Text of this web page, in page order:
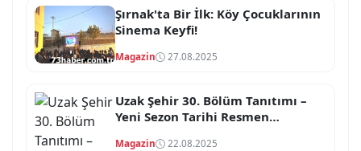
Şırnak'ta Bir İlk: Köy Çocuklarının
Sinema Keyfi!
Magazin 27.08.2025
Uzak Şehir 30. Bölüm Tanıtımı –
Yeni Sezon Tarihi Resmen
Magazin 22.08.2025